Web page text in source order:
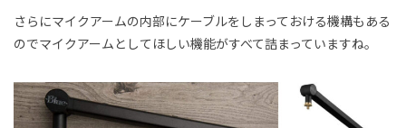
さらにマイクアームの内部にケーブルをしまっておける機構もある
のでマイクアームとしてほしい機能がすべて詰まっていますね。